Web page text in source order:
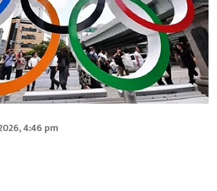
4:46 pm